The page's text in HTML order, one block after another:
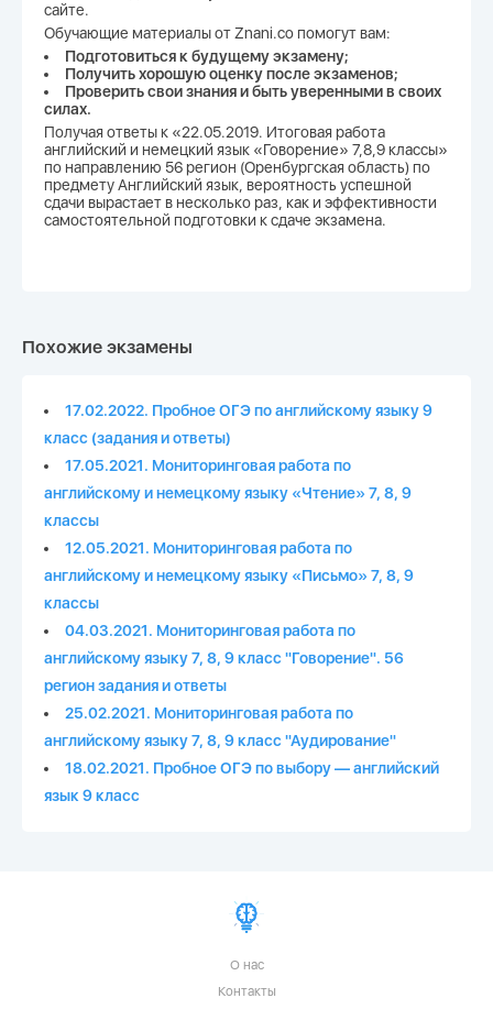
сайте.
Обучающие материалы от Znani.co помогут вам:
Подготовиться к будущему экзамену;
Получить хорошую оценку после экзаменов;
Проверить свои знания и быть уверенными в своих
силах.
Получая ответы к «22.05.2019. Итоговая работа
английский и немецкий язык «Говорение» 7,8,9 классы»
по направлению 56 регион (Оренбургская область) по
предмету Английский язык, вероятность успешной
сдачи вырастает в несколько раз, как и эффективности
самостоятельной подготовки к сдаче экзамена.
Похожие экзамены
17.02.2022. Пробное ОГЭ по английскому языку 9
класс (задания и ответы)
17.05.2021. Мониторинговая работа по
английскому и немецкому языку «Чтение» 7, 8, 9
классы
12.05.2021. Мониторинговая работа по
английскому и немецкому языку «Письмо» 7, 8, 9
классы
04.03.2021. Мониторинговая работа по
английскому языку 7, 8, 9 класс "Говорение". 56
регион задания и ответы
25.02.2021. Мониторинговая работа по
английскому языку 7, 8, 9 класс "Аудирование"
18.02.2021. Пробное ОГЭ по выбору — английский
язык 9 класс
О нас
Контакты